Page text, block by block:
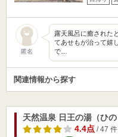
匿名
露天風呂に癒された
てあせもが治って嬉
で…
関連情報から探す
天然温泉 日王の湯（ひの
4.4点/ 47 件